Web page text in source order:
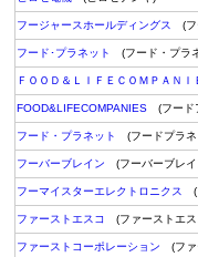
フージャースホールディングス (フ
フード･プラネット (フード・プラ
ＦＯＯＤ＆ＬＩＦＥＣＯＭＰＡＮＩ
FOOD&LIFECOMPANIES (フード
フード・プラネット (フードプラネ
フーバーブレイン (フーバーブレイ
フーマイスターエレクトロニクス (
ファーストエスコ (ファーストエス
ファーストコーポレーション (ファ